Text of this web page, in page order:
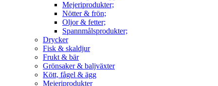
Mejeriprodukter;
Nötter & frön;
Oljor & fetter;
Spannmålsprodukter;
Drycker
Fisk & skaldjur
Frukt & bär
Grönsaker & baljväxter
Kött, fågel & ägg
Mejeriprodukter